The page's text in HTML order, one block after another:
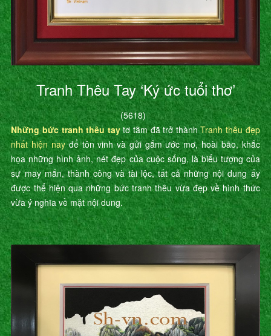
Tranh Thêu Tay ‘Ký ức tuổi thơ’
(5618)
Những bức tranh thêu taytơ tằm đã trở thànhTranh thêu đẹp
nhất hiện nayđể tôn vinh và gửi gắm ước mơ, hoài bão, khắc
họa những hình ảnh, nét đẹp của cuộc sống, là biểu tượng của
sự may mắn, thành công và tài lộc, tất cả những nội dung ấy
được thể hiện qua những bức tranh thêu vừa đẹp về hình thức
vừa ý nghĩa về mặt nội dung.